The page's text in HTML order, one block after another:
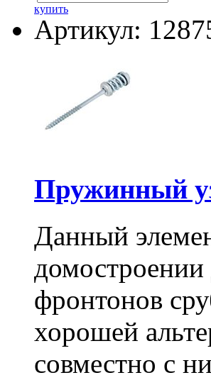
купить
Артикул:
Пружинный
Данный
домостроении
фронтонов
хорошей
совместно с